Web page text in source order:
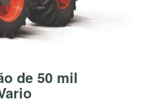
de 50 mil